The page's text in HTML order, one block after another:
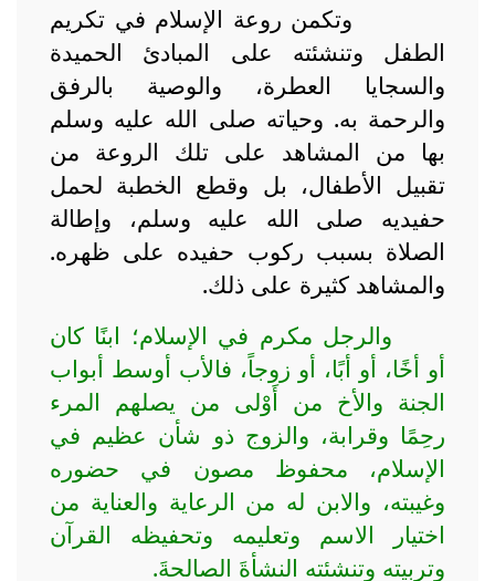
وتكمن روعة الإسلام في تكريم
الطفل وتنشئته على المبادئ الحميدة
والسجايا العطرة، والوصية بالرفق
والرحمة به. وحياته صلى الله عليه وسلم
بها من المشاهد على تلك الروعة من
تقبيل الأطفال، بل وقطع الخطبة لحمل
حفيديه صلى الله عليه وسلم، وإطالة
الصلاة بسبب ركوب حفيده على ظهره.
والمشاهد كثيرة على ذلك.
والرجل مكرم في الإسلام؛ ابنًا كان
أو أخًا، أو أبًا، أو زوجاً، فالأب أوسط أبواب
الجنة والأخ من أَوْلى من يصلهم المرء
رحِمًا وقرابة، والزوج ذو شأن عظيم في
الإسلام، محفوظ مصون في حضوره
وغيبته، والابن له من الرعاية والعناية من
اختيار الاسم وتعليمه وتحفيظه القرآن
وتربيته وتنشئته النشأةَ الصالحةَ.